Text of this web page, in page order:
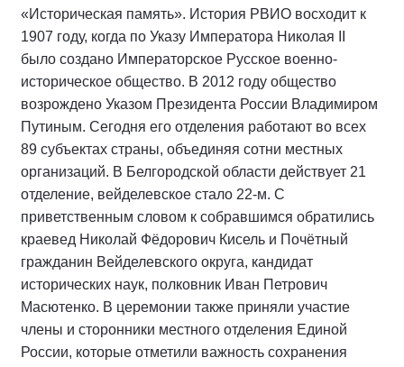
«Историческая память». История РВИО восходит к
1907 году, когда по Указу Императора Николая II
было создано Императорское Русское военно-
историческое общество. В 2012 году общество
возрождено Указом Президента России Владимиром
Путиным. Сегодня его отделения работают во всех
89 субъектах страны, объединяя сотни местных
организаций. В Белгородской области действует 21
отделение, вейделевское стало 22-м. С
приветственным словом к собравшимся обратились
краевед Николай Фёдорович Кисель и Почётный
гражданин Вейделевского округа, кандидат
исторических наук, полковник Иван Петрович
Масютенко. В церемонии также приняли участие
члены и сторонники местного отделения Единой
России, которые отметили важность сохранения